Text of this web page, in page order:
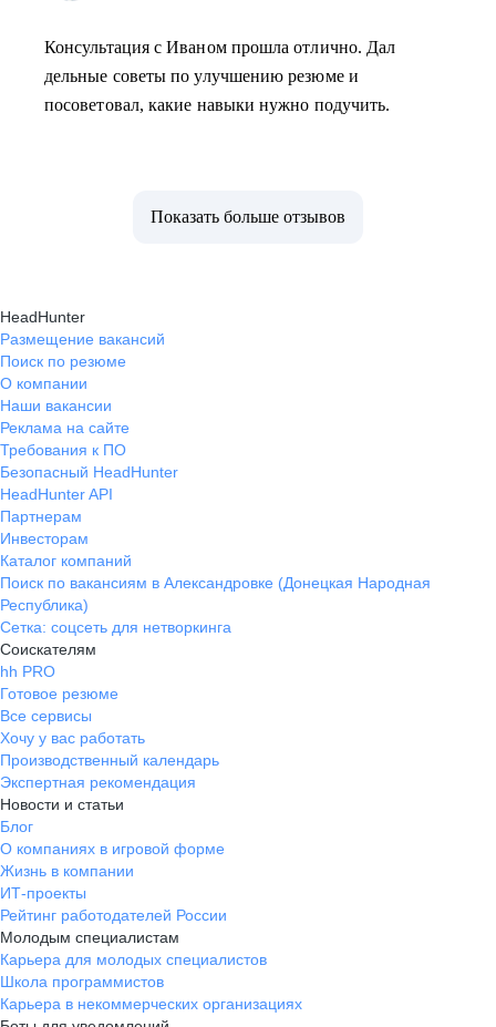
Консультация с Иваном прошла отлично. Дал
дельные советы по улучшению резюме и
посоветовал, какие навыки нужно подучить.
Показать больше отзывов
HeadHunter
Размещение вакансий
Поиск по резюме
О компании
Наши вакансии
Реклама на сайте
Требования к ПО
Безопасный HeadHunter
HeadHunter API
Партнерам
Инвесторам
Каталог компаний
Поиск по вакансиям в Александровке (Донецкая Народная
Республика)
Сетка: соцсеть для нетворкинга
Соискателям
hh PRO
Готовое резюме
Все сервисы
Хочу у вас работать
Производственный календарь
Экспертная рекомендация
Новости и статьи
Блог
О компаниях в игровой форме
Жизнь в компании
ИТ-проекты
Рейтинг работодателей России
Молодым специалистам
Карьера для молодых специалистов
Школа программистов
Карьера в некоммерческих организациях